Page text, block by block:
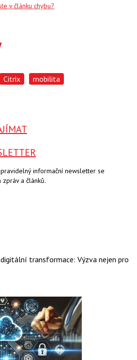
v článku chybu?
Citrix mobilita
informační newsletter se
zpráv a článků.
transformace: Výzva nejen pro